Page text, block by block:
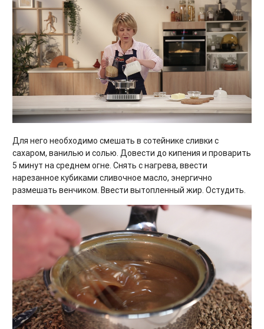
Для него необходимо смешать в сотейнике сливки с
сахаром, ванилью и солью. Довести до кипения и проварить
5 минут на среднем огне. Снять с нагрева, ввести
нарезанное кубиками сливочное масло, энергично
размешать венчиком. Ввести вытопленный жир. Остудить.